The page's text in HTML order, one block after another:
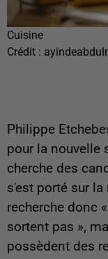
Cuisine
Crédit :
Philippe
pour la nouvelle
cherche des
s'est porté sur
recherche donc
sortent pas »,
possèdent des